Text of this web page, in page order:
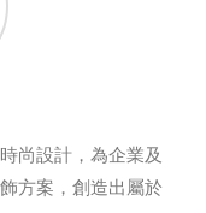
尚設計，為企業及
方案，創造出屬於